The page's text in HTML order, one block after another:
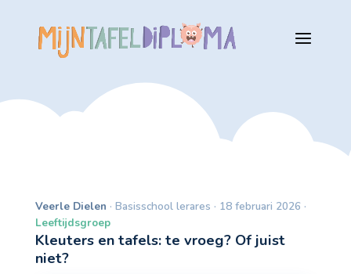
Veerle Dielen · Basisschool lerares · 18 februari 2026 ·
Leeftijdsgroep
Kleuters en tafels: te vroeg? Of juist
niet?